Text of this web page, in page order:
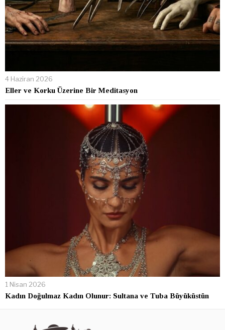
4 Haziran 2026
Eller ve Korku Üzerine Bir Meditasyon
1 Nisan 2026
Kadın Doğulmaz Kadın Olunur: Sultana ve Tuba Büyüküstün